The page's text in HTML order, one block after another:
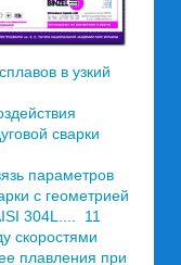
в узкий
сварки
параметров
с геометрией
304L.... 11
скоростями
плавления при